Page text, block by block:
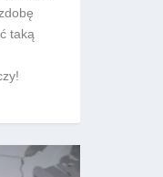
taką